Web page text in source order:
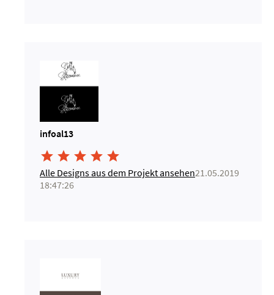
infoal13
    
Alle Designs aus dem Projekt ansehen21.05.2019
18:47:26